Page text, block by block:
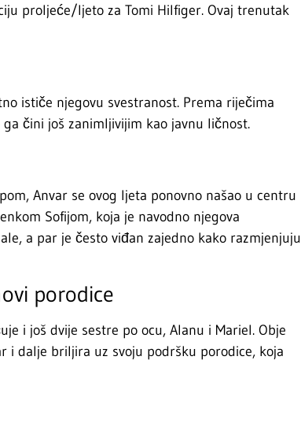
proljeće/ljeto za Tomi Hilfiger. Ovaj trenutak
ističe njegovu svestranost. Prema riječima
čini još zanimljivijim kao javnu ličnost.
Anvar se ovog ljeta ponovno našao u centru
Sofijom, koja je navodno njegova
a par je često viđan zajedno kako razmjenjuju
porodice
i još dvije sestre po ocu, Alanu i Mariel. Obje
i dalje briljira uz svoju podršku porodice, koja